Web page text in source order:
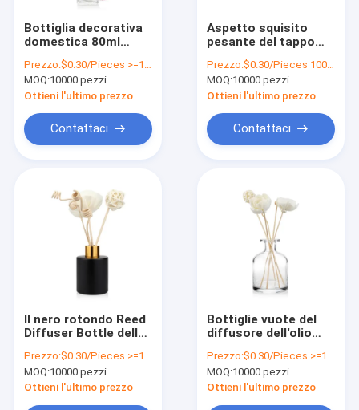
Bottiglia decorativa
domestica 80ml
diffusore dell'OEM
con Crystal Cap
Prezzo:$0.30/Pieces >=10000 Pieces
MOQ:10000 pezzi
Ottieni l'ultimo prezzo
Contattaci
Aspetto squisito
pesante del tappo
della bottiglia di
gomma del diffusore
chiaro
Prezzo:$0.30/Pieces 10000-29999 Pieces
MOQ:10000 pezzi
Ottieni l'ultimo prezzo
Contattaci
Il nero rotondo Reed
Diffuser Bottle della
diffusore di 30ml
50ml
Prezzo:$0.30/Pieces >=10000 Pieces
MOQ:10000 pezzi
Ottieni l'ultimo prezzo
Bottiglie vuote del
diffusore dell'olio
diffusore del
profumo del sughero
150ml 260ml
Prezzo:$0.30/Pieces >=10000 Pieces
MOQ:10000 pezzi
Ottieni l'ultimo prezzo